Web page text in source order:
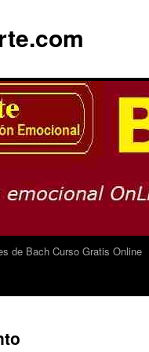
de Bach Curso Gratis Online